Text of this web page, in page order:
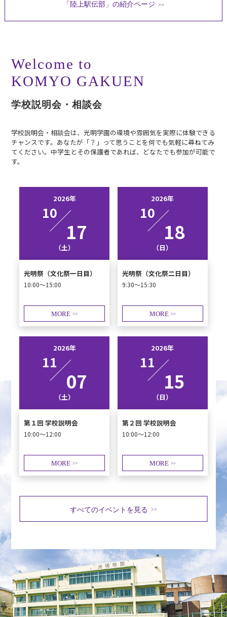
「陸上駅伝部」の紹介ページ >>
Welcome to
KOMYO GAKUEN
学校説明会・相談会
学校説明会・相談会は、光明学園の環境や雰囲気を実際に体験できる
チャンスです。あなたが「？」って思うことを何でも気軽に尋ねてみ
てください。中学生とその保護者であれば、どなたでも参加が可能で
す。
2026年
10
17
（土）
光明祭（文化祭一日目）
10:00～15:00
MORE >>
2026年
10
18
（日）
光明祭（文化祭二日目）
9:30～15:30
MORE >>
2026年
11
07
（土）
第１回 学校説明会
10:00～12:00
MORE >>
2026年
11
15
（日）
第２回 学校説明会
10:00～12:00
MORE >>
すべてのイベントを見る >>